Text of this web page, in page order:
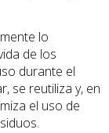
lo
de los
durante el
se reutiliza y, en
el uso de